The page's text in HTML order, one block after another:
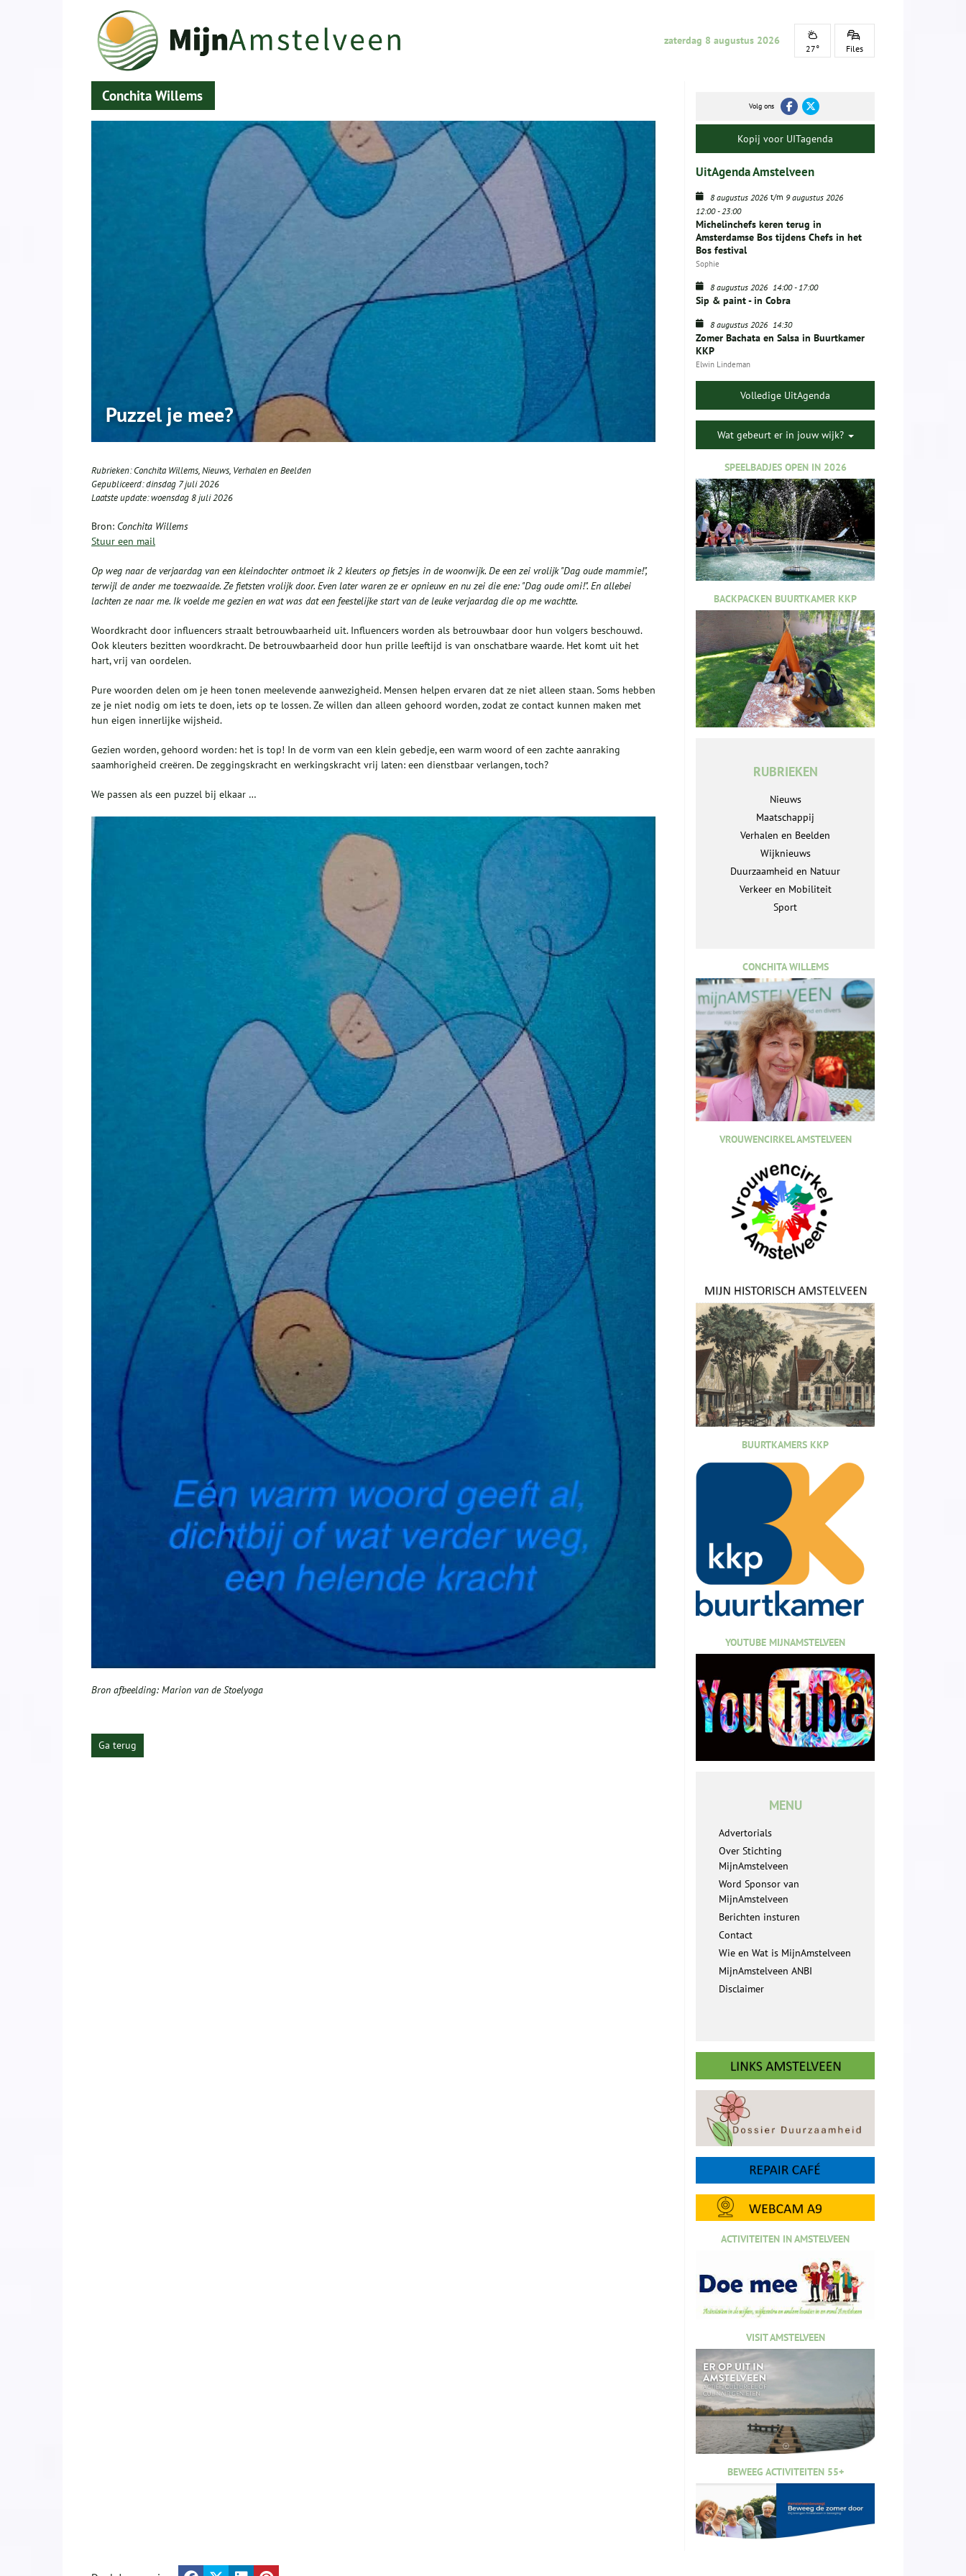
zaterdag 8 augustus 2026
27° Files
Conchita Willems
Puzzel je mee?
Rubrieken:Conchita Willems,Nieuws, Verhalen en Beelden
Gepubliceerd:dinsdag 7 juli 2026
Laatste update:woensdag 8 juli 2026
Bron: Conchita Willems
Stuur een mail
Op weg naar de verjaardag van een kleindochter ontmoet ik 2 kleuters op fietsjes in de woonwijk. De een zei vrolijk "Dag oude mammie!",
terwijl de ander me toezwaaide. Ze fietsten vrolijk door. Even later waren ze er opnieuw en nu zei die ene: "Dag oude omi!". En allebei
lachten ze naar me. Ik voelde me gezien en wat was dat een feestelijke start van de leuke verjaardag die op me wachtte.
Woordkracht door influencers straalt betrouwbaarheid uit. Influencers worden als betrouwbaar door hun volgers beschouwd.
Ook kleuters bezitten woordkracht. De betrouwbaarheid door hun prille leeftijd is van onschatbare waarde. Het komt uit het
hart, vrij van oordelen.
Pure woorden delen om je heen tonen meelevende aanwezigheid. Mensen helpen ervaren dat ze niet alleen staan. Soms hebben
ze je niet nodig om iets te doen, iets op te lossen. Ze willen dan alleen gehoord worden, zodat ze contact kunnen maken met
hun eigen innerlijke wijsheid.
Gezien worden, gehoord worden: het is top! In de vorm van een klein gebedje, een warm woord of een zachte aanraking
saamhorigheid creëren. De zeggingskracht en werkingskracht vrij laten: een dienstbaar verlangen, toch?
We passen als een puzzel bij elkaar …
Bron afbeelding: Marion van de Stoelyoga
Ga terug
Volg ons
Kopij voor UITagenda
UitAgenda Amstelveen
8 augustus 2026 t/m 9 augustus 2026
12:00-23:00
Michelinchefs keren terug in
Amsterdamse Bos tijdens Chefs in het
Bos festival
Sophie
8 augustus 2026 14:00-17:00
Sip & paint - in Cobra
8 augustus 2026 14:30
Zomer Bachata en Salsa in Buurtkamer
KKP
Elwin Lindeman
Volledige UitAgenda
Wat gebeurt er in jouw wijk?
SPEELBADJES OPEN IN 2026
BACKPACKEN BUURTKAMER KKP
RUBRIEKEN
Nieuws
Maatschappij
Verhalen en Beelden
Wijknieuws
Duurzaamheid en Natuur
Verkeer en Mobiliteit
Sport
CONCHITA WILLEMS
VROUWENCIRKEL AMSTELVEEN
BUURTKAMERS KKP
YOUTUBE MIJNAMSTELVEEN
MENU
Advertorials
Over Stichting
MijnAmstelveen
Word Sponsor van
MijnAmstelveen
Berichten insturen
Contact
Wie en Wat is MijnAmstelveen
MijnAmstelveen ANBI
Disclaimer
ACTIVITEITEN IN AMSTELVEEN
VISIT AMSTELVEEN
BEWEEG ACTIVITEITEN 55+